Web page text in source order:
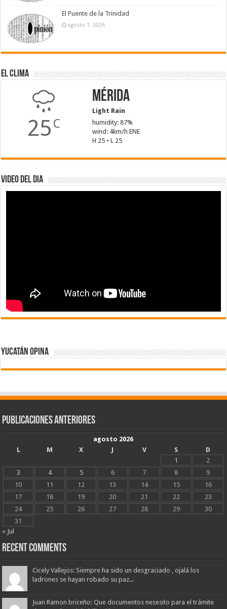
El Puente de la Trinidad
agosto 1, 2026
El Clima
25 C
Mérida
Light Rain
humidity: 87%
wind: 4km/h ENE
H 25 • L 25
Video del dia
Yucatán Opina
Publicaciones Anteriores
agosto 2026
L
M X J V S
D
1
2
3
4 5 6 7 8
9
10
11 12 13 14 15
16
17
18 19 20 21 22
23
24
25 26 27 28 29
30
31
« Jul
Recent Comments
Cicely Vallejos: Siempre ha sido un desgraciado , ojalá los
ladrones se hayan robado su paz...
Juan Ramon briceño: Que documentos nesesito para el trámite